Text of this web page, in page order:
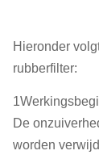
Hieronder
rubberfilter:
De
worden